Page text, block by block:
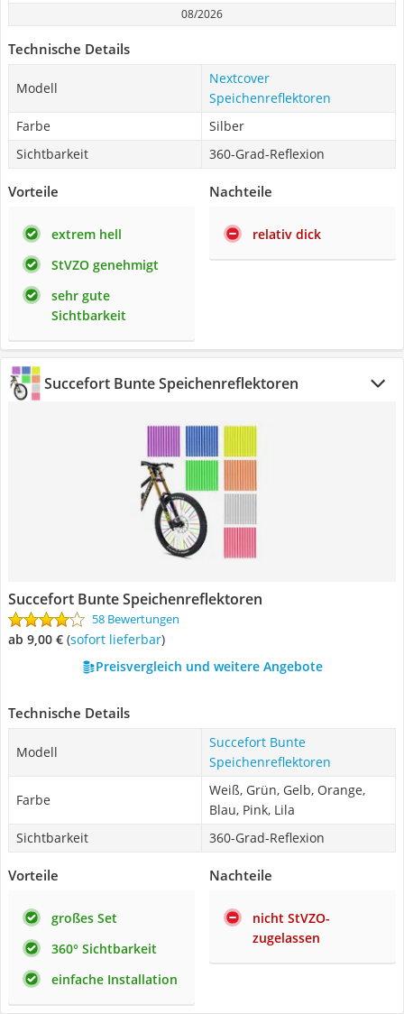
08/2026
Technische Details
Modell
Nextcover
Speichenreflektoren
Farbe
Silber
Sichtbarkeit
360-Grad-Reflexion
Vorteile
extrem hell
StVZO genehmigt
sehr gute
Sichtbarkeit
Nachteile
relativ dick
Succefort Bunte Speichenreflektoren
Succefort Bunte Speichenreflektoren
58 Bewertungen
ab 9,00 € ( Sofort lieferbar)
Preisvergleich und weitere Angebote
Technische Details
Modell
Succefort Bunte
Speichenreflektoren
Farbe
Weiß, Grün, Gelb, Orange,
Blau, Pink, Lila
Sichtbarkeit
360-Grad-Reflexion
Vorteile
großes Set
360° Sichtbarkeit
einfache Installation
Nachteile
nicht StVZO-
zugelassen